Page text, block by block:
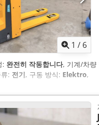
1 / 6
: 완전히 작동합니다, 기계/차량
: 전기, 구동 방식: Elektro,